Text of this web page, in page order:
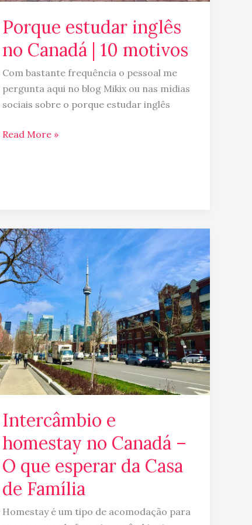
Porque estudar inglês
no Canadá | 10 motivos
Com bastante frequência o pessoal me
pergunta aqui no blog Mikix ou nas mídias
sociais sobre o porque estudar inglês
Read More »
Intercâmbio e
homestay no Canadá –
O que esperar da Casa
de Família
Homestay é um tipo de acomodação para
Intercâmbio
e
homestay
no
Canadá
–
O
que
esperar
da
Casa
Família